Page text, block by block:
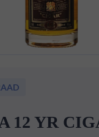
12 YR